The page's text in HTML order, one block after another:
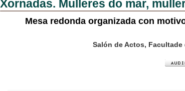
Xornadas. Mulleres do mar,
Mesa redonda organizada con
Salón de Actos, Facultade